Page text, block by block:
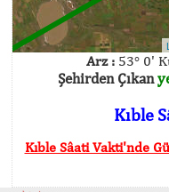
Arz : 53° 0'
Şehirden Çıkan
Kıble
Kıble Sâati Vakti'nde